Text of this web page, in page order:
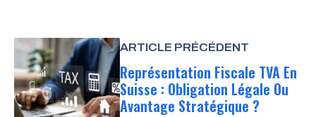
ARTICLE PRÉCÉDENT
Représentation Fiscale TVA En
Suisse : Obligation Légale Ou
Avantage Stratégique ?